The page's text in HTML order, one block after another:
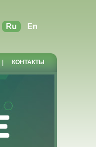
Ru En
КОНТАКТЫ